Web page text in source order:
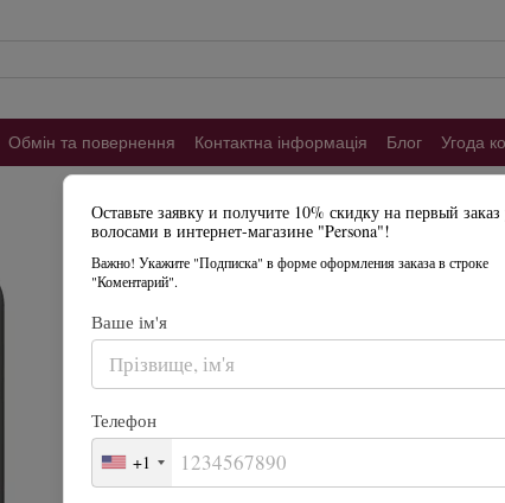
Оставьте заявку и получите 10% скидку на первый заказ
волосами в интернет-магазине "Persona"!
Важно! Укажите "Подписка" в форме оформления заказа в строке
"Коментарий".
Ваше ім'я
Телефон
+1
Обмін та повернення Контактна інформація Блог Угода
ШАМПУНЬ ДЛЯ
Шампунь
з
600 грн
Упаковка